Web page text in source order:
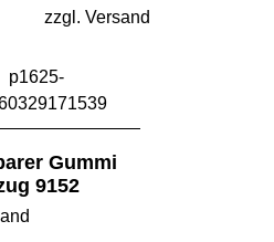
zzgl. Versand
Gummi
9152